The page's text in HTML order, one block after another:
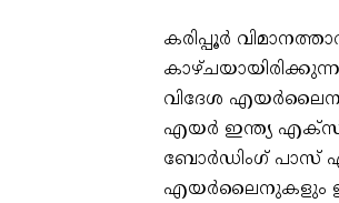
കരിപ്പൂര്‍
വിദേശ
എയര്‍ ഇന്ത്യ
ബോര്‍ഡിംഗ് പാസ്
എയര്‍ലൈനുകളും